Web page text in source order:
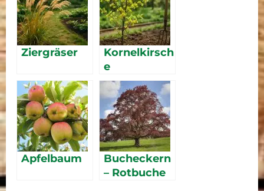
Ziergräser
Kornelkirsch
e
Apfelbaum
Bucheckern
– Rotbuche